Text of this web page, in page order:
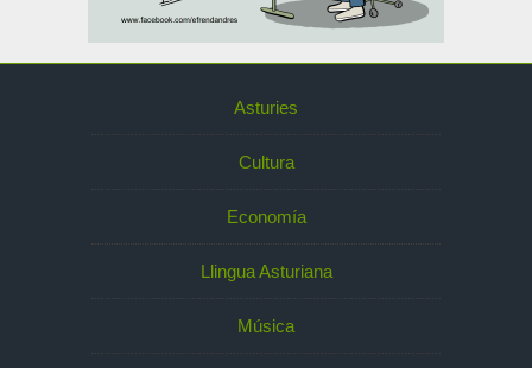
Asturies
Cultura
Economía
Llingua Asturiana
Música